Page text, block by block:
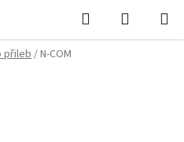
Hledat
KOŠÍK
přileb/N-COM